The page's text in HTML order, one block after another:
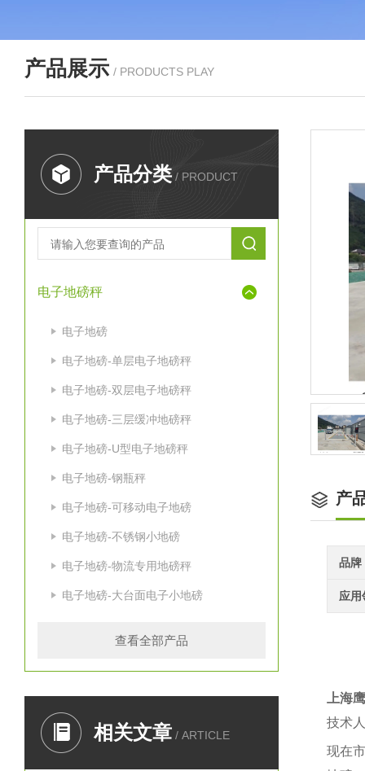
产品展示 / PRODUCTS PLAY
产品分类 / PRODUCT
电子地磅秤
电子地磅
电子地磅-单层电子地磅秤
电子地磅-双层电子地磅秤
电子地磅-三层缓冲地磅秤
电子地磅-U型电子地磅秤
电子地磅-钢瓶秤
电子地磅-可移动电子地磅
电子地磅-不锈钢小地磅
电子地磅-物流专用地磅秤
电子地磅-大台面电子小地磅
查看全部产品
相关文章 / ARTICLE
产
品牌
应用
上海
技术
现在